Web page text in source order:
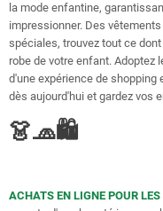
la mode enfantine,
impressionner. Des
spéciales, trouvez tout ce
robe de votre enfant. Adoptez
d'une expérience de shopping
dès aujourd'hui et gardez vos
👗🧢🛍️
ACHATS EN LIGNE POUR